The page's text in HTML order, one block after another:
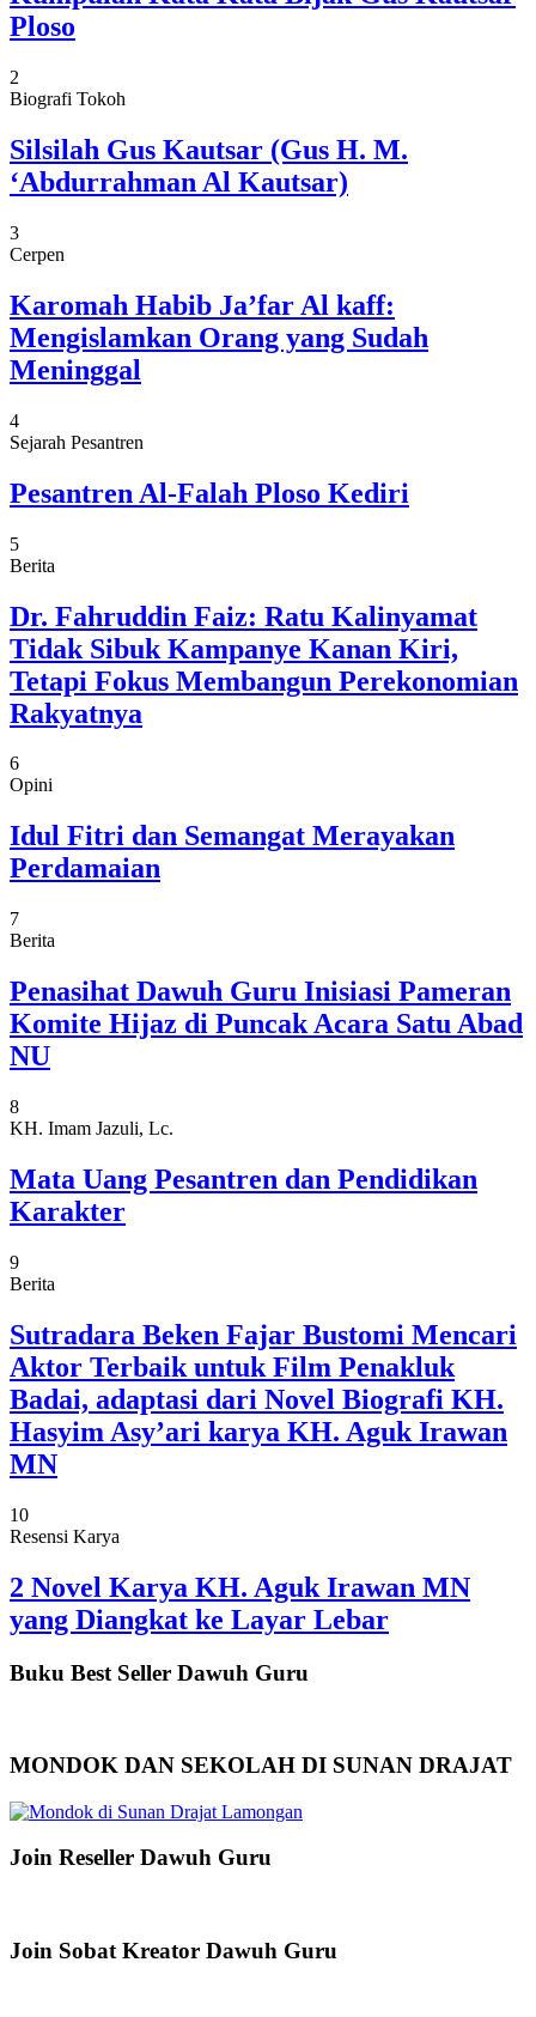
Ploso
2
Biografi Tokoh
Silsilah Gus Kautsar (Gus H. M.
‘Abdurrahman Al Kautsar)
3
Cerpen
Karomah Habib Ja’far Al kaff:
Mengislamkan Orang yang Sudah
Meninggal
4
Sejarah Pesantren
Pesantren Al-Falah Ploso Kediri
5
Berita
Dr. Fahruddin Faiz: Ratu Kalinyamat
Tidak Sibuk Kampanye Kanan Kiri,
Tetapi Fokus Membangun Perekonomian
Rakyatnya
6
Opini
Idul Fitri dan Semangat Merayakan
Perdamaian
7
Berita
Penasihat Dawuh Guru Inisiasi Pameran
Komite Hijaz di Puncak Acara Satu Abad
NU
8
KH. Imam Jazuli, Lc.
Mata Uang Pesantren dan Pendidikan
Karakter
9
Berita
Sutradara Beken Fajar Bustomi Mencari
Aktor Terbaik untuk Film Penakluk
Badai, adaptasi dari Novel Biografi KH.
Hasyim Asy’ari karya KH. Aguk Irawan
MN
10
Resensi Karya
2 Novel Karya KH. Aguk Irawan MN
yang Diangkat ke Layar Lebar
Buku Best Seller Dawuh Guru
MONDOK DAN SEKOLAH DI SUNAN DRAJAT
Join Reseller Dawuh Guru
Join Sobat Kreator Dawuh Guru